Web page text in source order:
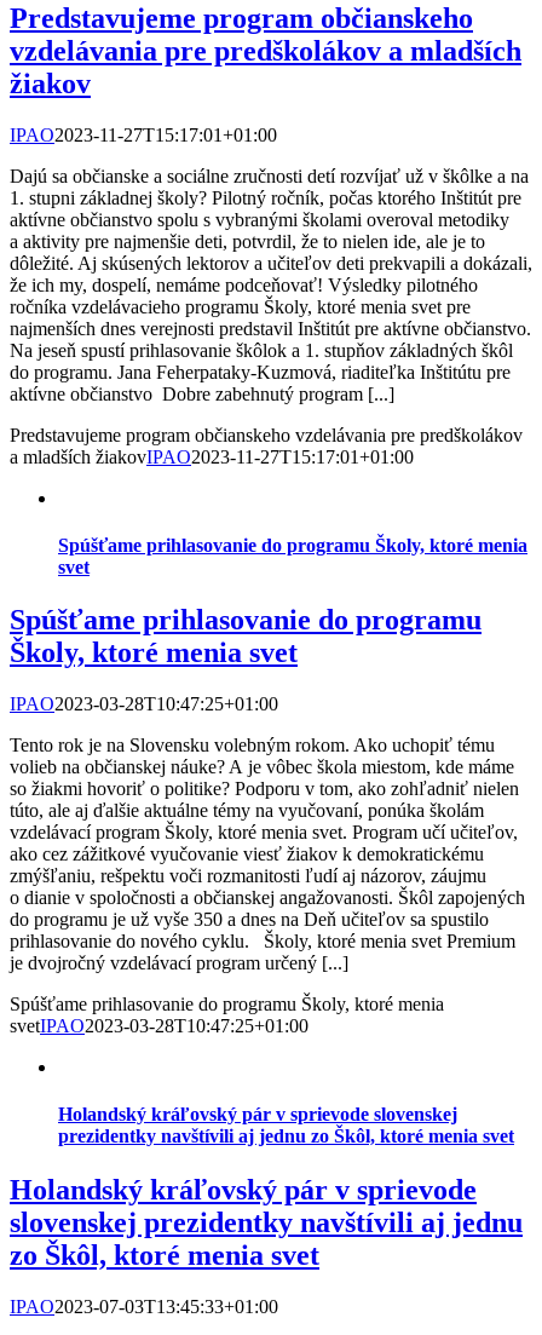
Predstavujeme program občianskeho
vzdelávania pre predškolákov a mladších
žiakov
IPAO2023-11-27T15:17:01+01:00
Dajú sa občianske a sociálne zručnosti detí rozvíjať už v škôlke a na
1. stupni základnej školy? Pilotný ročník, počas ktorého Inštitút pre
aktívne občianstvo spolu s vybranými školami overoval metodiky
a aktivity pre najmenšie deti, potvrdil, že to nielen ide, ale je to
dôležité. Aj skúsených lektorov a učiteľov deti prekvapili a dokázali,
že ich my, dospelí, nemáme podceňovať! Výsledky pilotného
ročníka vzdelávacieho programu Školy, ktoré menia svet pre
najmenších dnes verejnosti predstavil Inštitút pre aktívne občianstvo.
Na jeseň spustí prihlasovanie škôlok a 1. stupňov základných škôl
do programu. Jana Feherpataky-Kuzmová, riaditeľka Inštitútu pre
aktívne občianstvo Dobre zabehnutý program [...]
Predstavujeme program občianskeho vzdelávania pre predškolákov
a mladších žiakovIPAO2023-11-27T15:17:01+01:00
Spúšťame prihlasovanie do programu Školy, ktoré menia
svet
Spúšťame prihlasovanie do programu
Školy, ktoré menia svet
IPAO2023-03-28T10:47:25+01:00
Tento rok je na Slovensku volebným rokom. Ako uchopiť tému
volieb na občianskej náuke? A je vôbec škola miestom, kde máme
so žiakmi hovoriť o politike? Podporu v tom, ako zohľadniť nielen
túto, ale aj ďalšie aktuálne témy na vyučovaní, ponúka školám
vzdelávací program Školy, ktoré menia svet. Program učí učiteľov,
ako cez zážitkové vyučovanie viesť žiakov k demokratickému
zmýšľaniu, rešpektu voči rozmanitosti ľudí aj názorov, záujmu
o dianie v spoločnosti a občianskej angažovanosti. Škôl zapojených
do programu je už vyše 350 a dnes na Deň učiteľov sa spustilo
prihlasovanie do nového cyklu. Školy, ktoré menia svet Premium
je dvojročný vzdelávací program určený [...]
Spúšťame prihlasovanie do programu Školy, ktoré menia
svetIPAO2023-03-28T10:47:25+01:00
Holandský kráľovský pár v sprievode slovenskej
prezidentky navštívili aj jednu zo Škôl, ktoré menia svet
Holandský kráľovský pár v sprievode
slovenskej prezidentky navštívili aj jednu
zo Škôl, ktoré menia svet
IPAO2023-07-03T13:45:33+01:00